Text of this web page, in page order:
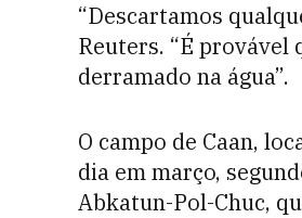
“Descartamos
Reuters. “É provável
derramado na água”.
O campo de Caan,
dia em março,
Abkatun-Pol-Chuc,